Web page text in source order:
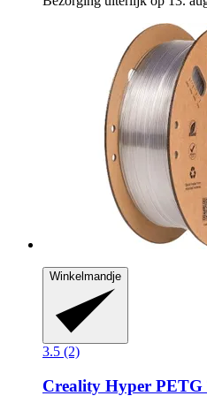
Winkelmandje
3.5 (2)
Creality Hyper PETG